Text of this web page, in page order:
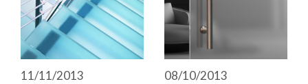
11/11/2013
08/10/2013